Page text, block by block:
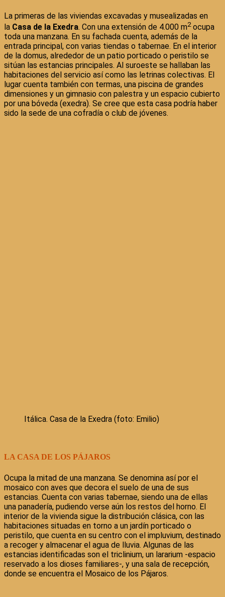
La primeras de las viviendas excavadas y musealizadas en
la Casa de la Exedra. Con una extensión de 4.000 m2ocupa
toda una manzana. En su fachada cuenta, además de la
entrada principal, con varias tiendas o tabernae. En el interior
de la domus, alrededor de un patio porticado o peristilo se
sitúan las estancias principales. Al suroeste se hallaban las
habitaciones del servicio así como las letrinas colectivas. El
lugar cuenta también con termas, una piscina de grandes
dimensiones y un gimnasio con palestra y un espacio cubierto
por una bóveda (exedra). Se cree que esta casa podría haber
sido la sede de una cofradía o club de jóvenes.
Itálica. Casa de la Exedra (foto: Emilio)
LA CASA DE LOS PÁJAROS
Ocupa la mitad de una manzana. Se denomina así por el
mosaico con aves que decora el suelo de una de sus
estancias. Cuenta con varias tabernae, siendo una de ellas
una panadería, pudiendo verse aún los restos del horno. El
interior de la vivienda sigue la distribución clásica, con las
habitaciones situadas en torno a un jardín porticado o
peristilo, que cuenta en su centro con el impluvium, destinado
a recoger y almacenar el agua de lluvia. Algunas de las
estancias identificadas son el triclinium, un lararium -espacio
reservado a los dioses familiares-, y una sala de recepción,
donde se encuentra el Mosaico de los Pájaros.